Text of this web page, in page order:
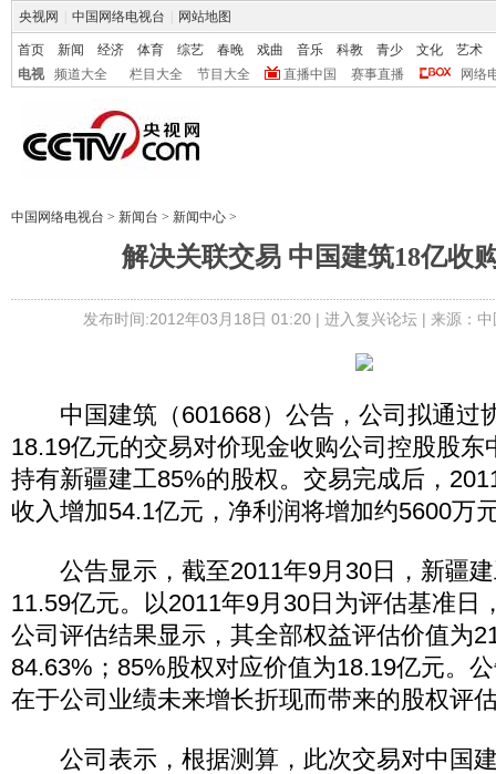
央视网 中国网络电视台 网站地图
首页 新闻 经济 体育 综艺 春晚 戏曲 音乐 科教 青少 文化
艺术
电视
频道大全 栏目大全 节目大全 直播中国 赛事直播 网络
中国网络电视台 > 新闻台 > 新闻中心 >
解决关联交易 中国建筑18亿收
发布时间:2012年03月18日 01:20 | 进入复兴论坛| 来源：
中国建筑（601668）公告，公司拟通过
18.19亿元的交易对价现金收购公司控股股东
持有新疆建工85%的股权。交易完成后，
收入增加54.1亿元，净利润将增加约5600万
公告显示，截至2011年9月30日，新疆建
11.59亿元。以2011年9月30日为评估基准日
公司评估结果显示，其全部权益评估价值为
84.63%；85%股权对应价值为18.19亿元。
在于公司业绩未来增长折现而带来的股权评
公司表示，根据测算，此次交易对中国